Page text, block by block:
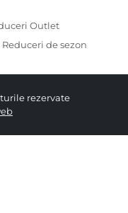
Outlet
de sezon
rezervate